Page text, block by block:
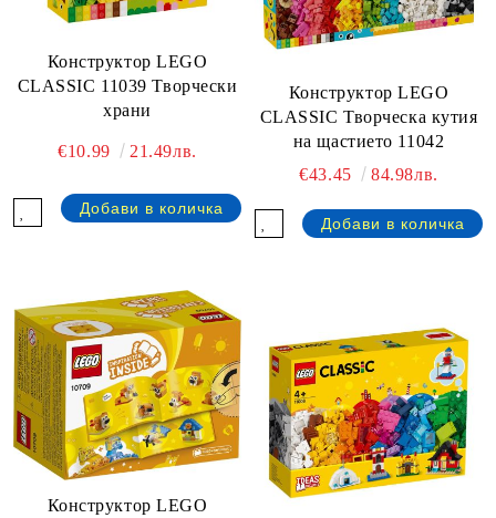
Конструктор LEGO
CLASSIC 11039 Творчески
храни
€10.99 21.49лв.
Конструктор LEGO
CLASSIC Творческа кутия
на щастието 11042
€43.45
84.98лв.
Конструктор LEGO